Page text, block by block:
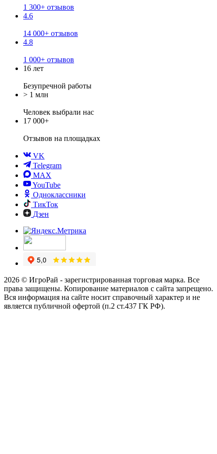
1 300+ отзывов
4.6
14 000+ отзывов
4.8
1 000+ отзывов
16 лет
Безупречной работы
> 1 млн
Человек выбрали нас
17 000+
Отзывов на площадках
VK
Telegram
MAX
YouTube
Одноклассники
ТикТок
Дзен
2026 © ИгроРай - зарегистрированная торговая марка. Все
права защищены. Копирование материалов с сайта запрещено.
Вся информация на сайте носит справочный характер и не
является публичной офертой (п.2 ст.437 ГК РФ).